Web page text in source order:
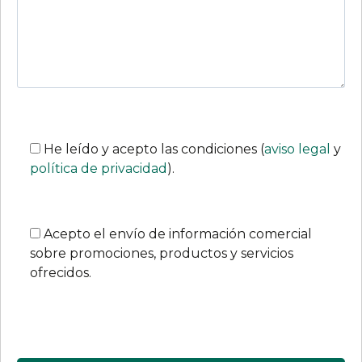
He leído y acepto las condiciones (aviso legal y
política de privacidad ).
Acepto el envío de información comercial
sobre promociones, productos y servicios
ofrecidos.